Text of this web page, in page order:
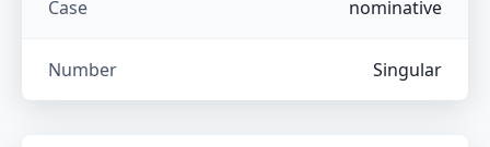
Case nominative
Number Singular